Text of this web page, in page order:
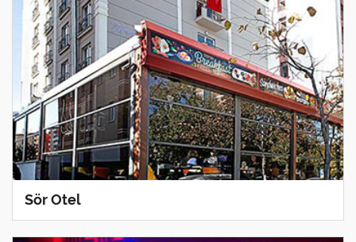
Sör Otel